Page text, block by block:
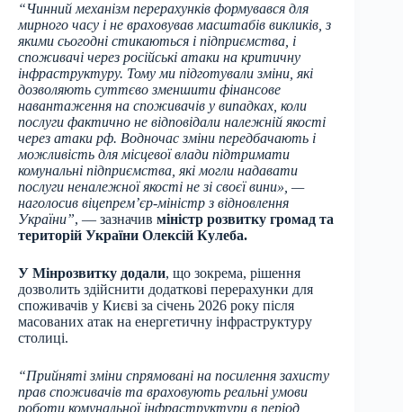
“Чинний механізм перерахунків формувався для
мирного часу і не враховував масштабів викликів, з
якими сьогодні стикаються і підприємства, і
споживачі через російські атаки на критичну
інфраструктуру. Тому ми підготували зміни, які
дозволяють суттєво зменшити фінансове
навантаження на споживачів у випадках, коли
послуги фактично не відповідали належній якості
через атаки рф. Водночас зміни передбачають і
можливість для місцевої влади підтримати
комунальні підприємства, які могли надавати
послуги неналежної якості не зі своєї вини», —
наголосив віцепрем’єр-міністр з відновлення
України”, — зазначив міністр розвитку громад та
територій України Олексій Кулеба.
У Мінрозвитку додали, що зокрема, рішення
дозволить здійснити додаткові перерахунки для
споживачів у Києві за січень 2026 року після
масованих атак на енергетичну інфраструктуру
столиці.
“Прийняті зміни спрямовані на посилення захисту
прав споживачів та враховують реальні умови
роботи комунальної інфраструктури в період